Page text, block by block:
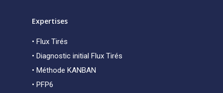
Expertises
• Flux Tirés
• Diagnostic initial Flux Tirés
• Méthode KANBAN
• PFP6